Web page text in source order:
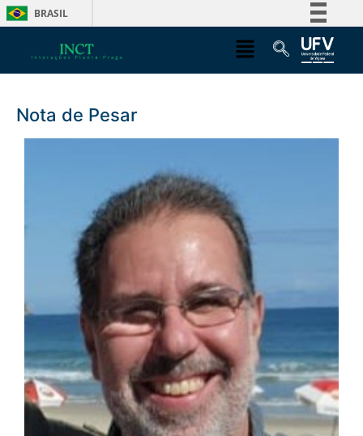
BRASIL
Simplifique!
Legislação
Nota de Pesar